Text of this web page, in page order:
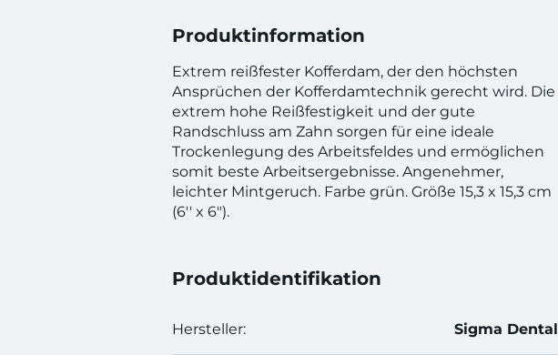
Produktinformation
Extrem reißfester Kofferdam, der den höchsten
Ansprüchen der Kofferdamtechnik gerecht wird. Die
extrem hohe Reißfestigkeit und der gute
Randschluss am Zahn sorgen für eine ideale
Trockenlegung des Arbeitsfeldes und ermöglichen
somit beste Arbeitsergebnisse. Angenehmer,
leichter Mintgeruch. Farbe grün. Größe 15,3 x 15,3 cm
(6'' x 6").
Produktidentifikation
Hersteller: Sigma Dental